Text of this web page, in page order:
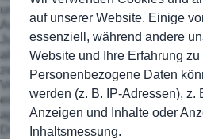
ungenutzt blieben. Dass wir in der
Anschlußtreffer bekamen war eine
Jungs das Spiel bereits als
allem die zweite Halbzeit war die
zeigte und hat Lust auf mehr
Verteidiger sich immer wieder bei
eingeschaltet haben und wir
agierten. Nun ist allerdings erst mal
Donnerstag, 27.04. geht es erst
auf unserer Website. Einige
essenziell, während andere
Website und Ihre Erfahrung zu
Personenbezogene Daten
werden (z. B. IP-Adressen), z.
Anzeigen und Inhalte oder
Inhaltsmessung.